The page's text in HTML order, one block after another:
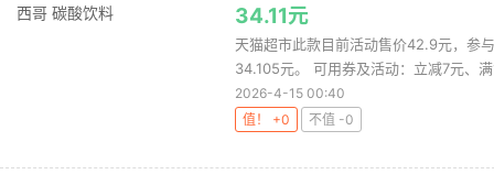
34.11元
天猫超市此款目前活动售价42.9元，参
34.105元。 可用券及活动：立减7元、
2026-4-15 00:40
值！ +0
不值 -0